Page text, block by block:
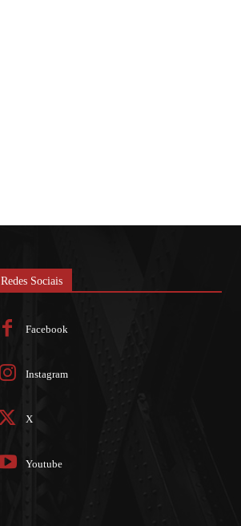
Redes Sociais
Facebook
Instagram
X
Youtube